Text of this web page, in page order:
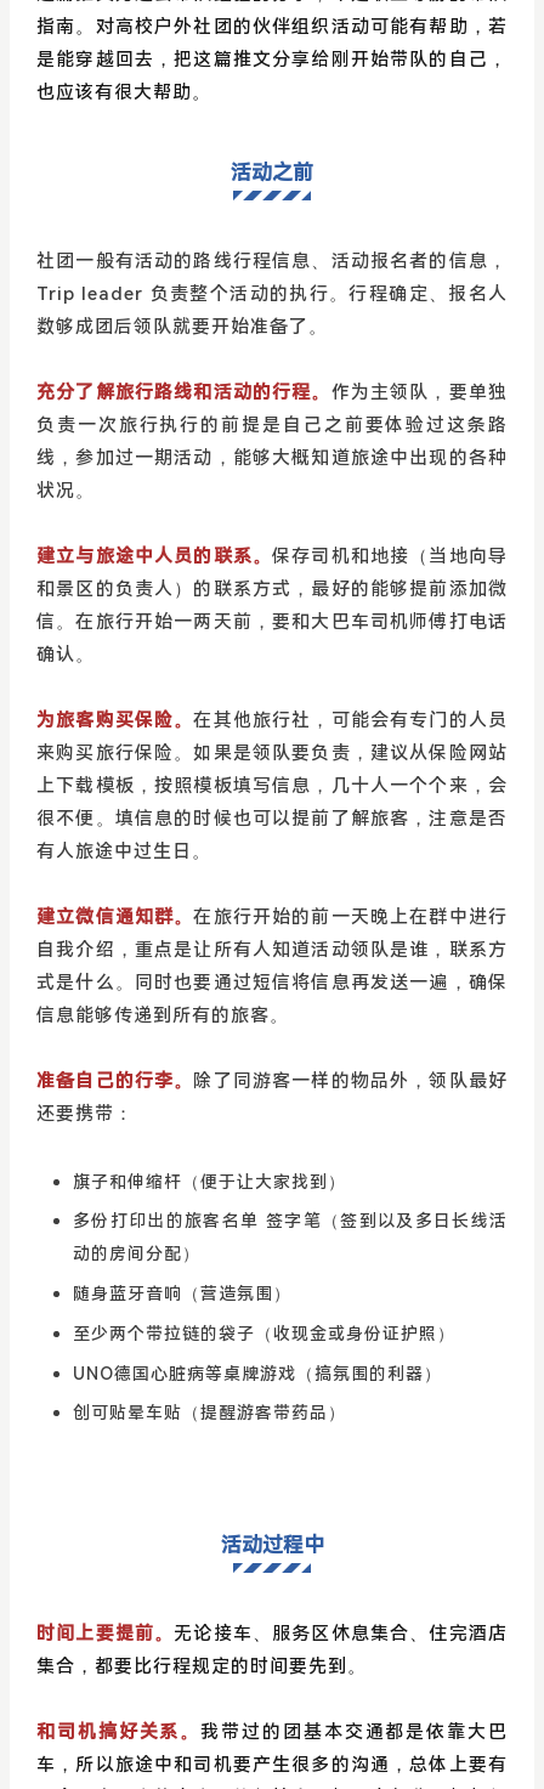
指南。对高校户外社团的伙伴组织活动可能有帮助，若
是能穿越回去，把这篇推文分享给刚开始带队的自己，
也应该有很大帮助。
活动之前
社团一般有活动的路线行程信息、活动报名者的信息，
Trip leader 负责整个活动的执行。行程确定、报名人
数够成团后领队就要开始准备了。
充分了解旅行路线和活动的行程。 作为主领队，要单独
负责一次旅行执行的前提是自己之前要体验过这条路
线，参加过一期活动，能够大概知道旅途中出现的各种
状况。
建立与旅途中人员的联系。保存司机和地接（当地向导
和景区的负责人）的联系方式，最好的能够提前添加微
信。在旅行开始一两天前，要和大巴车司机师傅打电话
确认。
为旅客购买保险。在其他旅行社，可能会有专门的人员
来购买旅行保险。如果是领队要负责，建议从保险网站
上下载模板，按照模板填写信息，几十人一个个来，会
很不便。填信息的时候也可以提前了解旅客，注意是否
有人旅途中过生日。
建立微信通知群。在旅行开始的前一天晚上在群中进行
自我介绍，重点是让所有人知道活动领队是谁，联系方
式是什么。同时也要通过短信将信息再发送一遍，确保
信息能够传递到所有的旅客。
准备自己的行李。 除了同游客一样的物品外，领队最好
还要携带：
旗子和伸缩杆（便于让大家找到）
多份打印出的旅客名单 签字笔（签到以及多日长线活
动的房间分配）
随身蓝牙音响（营造氛围）
至少两个带拉链的袋子（收现金或身份证护照）
UNO德国心脏病等桌牌游戏（搞氛围的利器）
创可贴晕车贴（提醒游客带药品）
活动过程中
时间上要提前。 无论接车、服务区休息集合、住完酒店
集合，都要比行程规定的时间要先到。
和司机搞好关系。我带过的团基本交通都是依靠大巴
车，所以旅途中和司机要产生很多的沟通，总体上要有